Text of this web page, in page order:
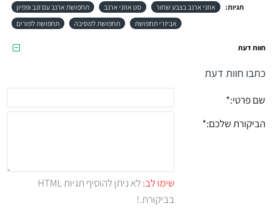
תגיות: אוזני ארנב בצבע שחור סט אוזני ארנב
תחפושת ארנב עם זנב ופפיון
אביזרי תחפושת
תחפושת למסיבה תחפושת לפורים
חוות דעת
כתבו חוות דעת
שם פרטי:
הביקורת שלכם:
שימו לב:
לא ניתן להוסיף תגיות HTML
בביקורת.!